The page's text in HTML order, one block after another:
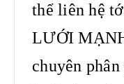
thể liên hệ
LƯỚI
chuyên